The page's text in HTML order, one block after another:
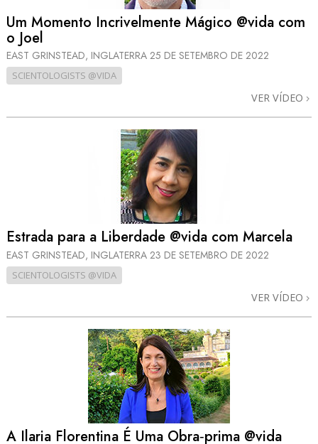
Um Momento Incrivelmente Mágico @vida com
o Joel
EAST GRINSTEAD, INGLATERRA 25 DE SETEMBRO DE 2022
SCIENTOLOGISTS @VIDA
VER VÍDEO
Estrada para a Liberdade @vida com Marcela
EAST GRINSTEAD, INGLATERRA 23 DE SETEMBRO DE 2022
SCIENTOLOGISTS @VIDA
VER VÍDEO
A Ilaria Florentina É Uma Obra‑prima @vida